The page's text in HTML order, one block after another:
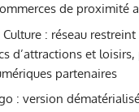
de proximité
: réseau
d’attractions et loisirs,
partenaires
: version